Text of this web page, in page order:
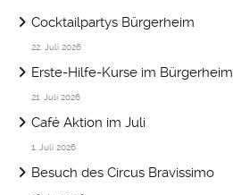
Cocktailpartys Bürgerheim
22. Juli 2026
Erste-Hilfe-Kurse im Bürgerheim
21. Juli 2026
Café Aktion im Juli
1. Juli 2026
Besuch des Circus Bravissimo